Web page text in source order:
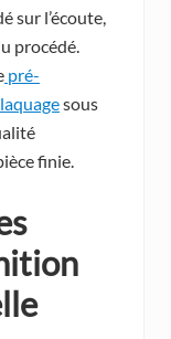
sur l’écoute,
procédé.
pré-
sous
finie.